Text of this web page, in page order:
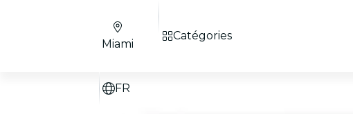
Miami
FR
Catégories